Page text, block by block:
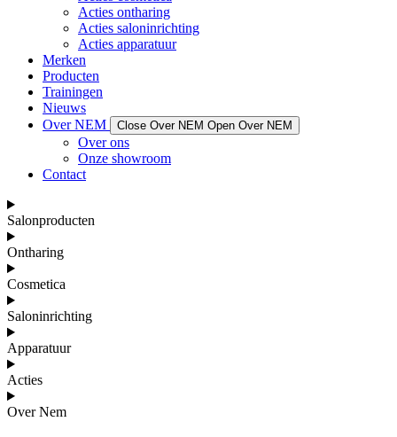
Acties ontharing
Acties saloninrichting
Acties apparatuur
Merken
Producten
Trainingen
Nieuws
Over NEM
Close Over NEM Open Over NEM
Over ons
Onze showroom
Contact
Salonproducten
Ontharing
Cosmetica
Saloninrichting
Apparatuur
Acties
Over Nem